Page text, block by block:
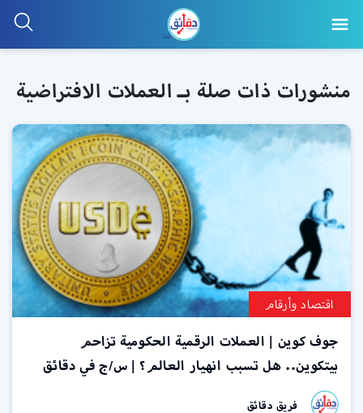
منشورات ذات صلة بـ العملات الافتراضية
اقتصاد وأرقام
جوف كوين | العملات الرقمية الحكومية تزاحم
بيتكوين.. هل تسبب انهيار العالم؟ | س/ج في دقائق
فريق دقائق